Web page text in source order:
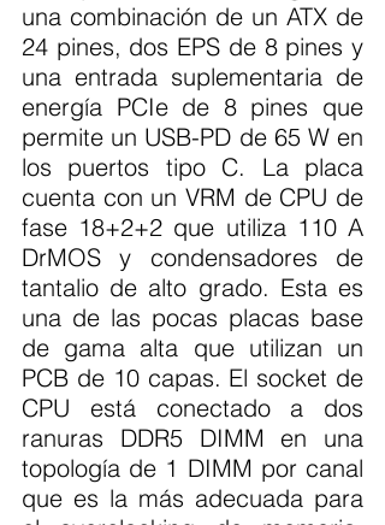
una combinación de un ATX de
24 pines, dos EPS de 8 pines y
una entrada suplementaria de
energía PCIe de 8 pines que
permite un USB-PD de 65 W en
los puertos tipo C. La placa
cuenta con un VRM de CPU de
fase 18+2+2 que utiliza 110 A
DrMOS y condensadores de
tantalio de alto grado. Esta es
una de las pocas placas base
de gama alta que utilizan un
PCB de 10 capas. El socket de
CPU está conectado a dos
ranuras DDR5 DIMM en una
topología de 1 DIMM por canal
que es la más adecuada para